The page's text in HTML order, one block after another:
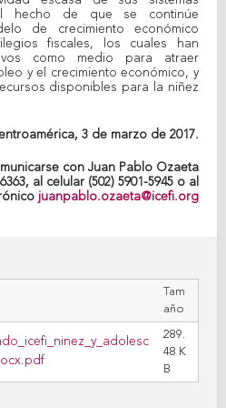
hecho de que se continúe
de crecimiento económico
fiscales, los cuales han
como medio para atraer
y el crecimiento económico, y
disponibles para la niñez
3 de marzo de 2017.
con Juan Pablo Ozaeta
al celular (502) 5901-5945 o al
juanpablo.ozaeta@icefi.org
Tam
año
289.
48 K
B